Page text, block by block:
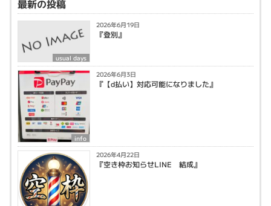
最新の投稿
usual days
2026年6月19日
『登別』
info
2026年6月3日
『【d払い】対応可能になりました』
2026年4月22日
『空き枠お知らせLINE 結成』